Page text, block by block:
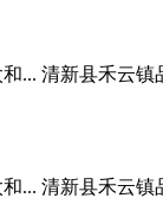
清新县禾云镇
清新县禾云镇